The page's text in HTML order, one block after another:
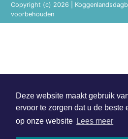
Deze website maakt gebruik
ervoor te zorgen dat u de beste
op onze website Lees meer
Copyright (c) 2026 |
voorbehouden